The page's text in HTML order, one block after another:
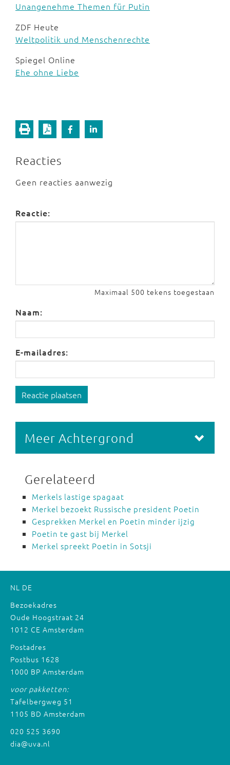
Unangenehme Themen für Putin
ZDF Heute
Weltpolitik und Menschenrechte
Spiegel Online
Ehe ohne Liebe
Reacties
Geen reacties aanwezig
Reactie:
Maximaal 500 tekens toegestaan
Naam:
E-mailadres:
Reactie plaatsen
Meer Achtergrond
Gerelateerd
Merkels lastige spagaat
Merkel bezoekt Russische president Poetin
Gesprekken Merkel en Poetin minder ijzig
Poetin te gast bij Merkel
Merkel spreekt Poetin in Sotsji
NL DE
Bezoekadres
Oude Hoogstraat 24
1012 CE Amsterdam
Postadres
Postbus 1628
1000 BP Amsterdam
voor pakketten:
Tafelbergweg 51
1105 BD Amsterdam
020 525 3690
dia@uva.nl